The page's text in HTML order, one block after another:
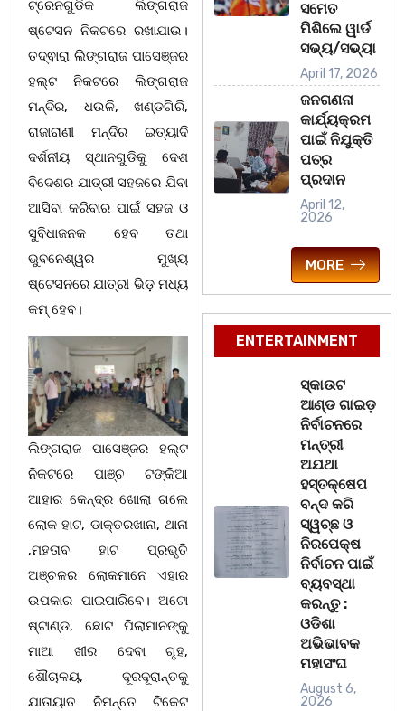
ଟ୍ରେନଗୁଡିକ ଲିଙ୍ଗରାଜ
ଷ୍ଟେସନ ନିକଟରେ ରଖାଯାଉ।
ତଦ୍ଵାରା ଲିଙ୍ଗରାଜ ପାସେଞ୍ଜର
ହଲ୍ଟ ନିକଟରେ ଲିଙ୍ଗରାଜ
ମନ୍ଦିର, ଧଉଳି, ଖଣ୍ଡଗିରି,
ରାଜାରାଣୀ ମନ୍ଦିର ଇତ୍ୟାଦି
ଦର୍ଶନୀୟ ସ୍ଥାନଗୁଡିକୁ ଦେଶ
ବିଦେଶର ଯାତ୍ରୀ ସହଜରେ ଯିବା
ଆସିବା କରିବାର ପାଇଁ ସହଜ ଓ
ସୁବିଧାଜନକ ହେବ ତଥା
ଭୁବନେଶ୍ୱର ମୁଖ୍ୟ
ଷ୍ଟେସନରେ ଯାତ୍ରୀ ଭିଡ଼ ମଧ୍ୟ
କମ୍ ହେବ।
ଲିଙ୍ଗରାଜ ପାସେଞ୍ଜର ହଲ୍ଟ
ନିକଟରେ ପାଞ୍ଚ ଟଙ୍କିଆ
ଆହାର କେନ୍ଦ୍ର ଖୋଲା ଗଲେ
ଲୋକ ହାଟ, ଡାକ୍ତରଖାନା, ଥାନା
,ମହତାବ ହାଟ ପ୍ରଭୃତି
ଅଞ୍ଚଳର ଲୋକମାନେ ଏହାର
ଉପକାର ପାଇପାରିବେ। ଅଟୋ
ଷ୍ଟାଣ୍ଡ, ଛୋଟ ପିଲାମାନଙ୍କୁ
ମାଆ ଖୀର ଦେବା ଗୃହ,
ଶୌଚାଳୟ, ଦୂରଦୂରାନ୍ତକୁ
ଯାତାୟାତ ନିମନ୍ତେ ଟିକେଟ
ସମେତ
ମିଶିଲେ ୱାର୍ଡ
ସଭ୍ୟ/ସଭ୍ୟା
April 17, 2026
ଜନଗଣନା
କାର୍ଯ୍ୟକ୍ରମ
ପାଇଁ ନିଯୁକ୍ତି
ପତ୍ର
ପ୍ରଦାନ
April 12,
2026
MORE
ENTERTAINMENT
ସ୍କାଉଟ
ଆଣ୍ଡ ଗାଇଡ଼
ନିର୍ବାଚନରେ
ମନ୍ତ୍ରୀ
ଅଯଥା
ହସ୍ତକ୍ଷେପ
ବନ୍ଦ କରି
ସ୍ୱଚ୍ଛ ଓ
ନିରପେକ୍ଷ
ନିର୍ବାଚନ ପାଇଁ
ବ୍ୟବସ୍ଥା
କରନ୍ତୁ :
ଓଡିଶା
ଅଭିଭାବକ
ମହାସଂଘ
August 6,
2026